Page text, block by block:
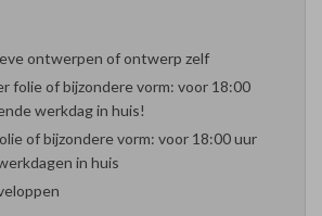
ontwerpen of ontwerp zelf
folie of bijzondere vorm: voor 18:00
werkdag in huis!
of bijzondere vorm: voor 18:00 uur
in huis